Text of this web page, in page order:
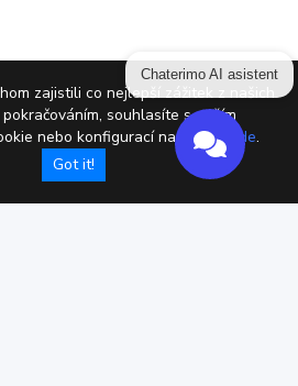
zajistili co nejlepší zážitek z našich
souhlasíte s naším
nebo konfigurací nastavení
zde.
Got it!
Chaterimo AI asistent